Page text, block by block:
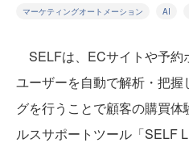
マーケティングオートメーション AI
SELFは、ECサイトや予約
ユーザーを自動で解析・把
グを行うことで顧客の購買
ルスサポートツール「SELF